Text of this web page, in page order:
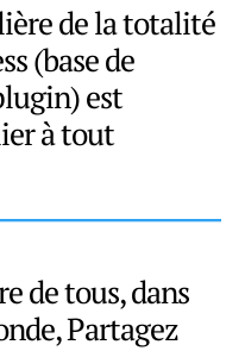
de la totalité
(base de
est
à tout
de tous, dans
Partagez